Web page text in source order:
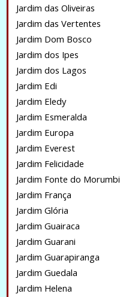
Jardim das Oliveiras
Jardim das Vertentes
Jardim Dom Bosco
Jardim dos Ipes
Jardim dos Lagos
Jardim Edi
Jardim Eledy
Jardim Esmeralda
Jardim Europa
Jardim Everest
Jardim Felicidade
Jardim Fonte do Morumbi
Jardim França
Jardim Glória
Jardim Guairaca
Jardim Guarani
Jardim Guarapiranga
Jardim Guedala
Jardim Helena